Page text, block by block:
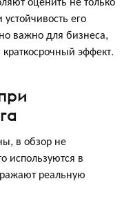
его
важно для бизнеса,
эффект.
в обзор не
используются в
реальную